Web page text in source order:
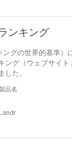
ンキング
ングの世界的基準
ング（ウェブサイ
した。
品名
Landr